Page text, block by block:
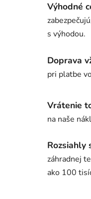
Výhodné
s výhodou.
Doprava
pri platbe
Vrátenie
na naše
Rozsiahly
záhradnej
ako 100